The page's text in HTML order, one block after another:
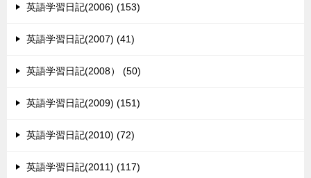
英語学習日記(2006) (153)
英語学習日記(2007) (41)
英語学習日記(2008） (50)
英語学習日記(2009) (151)
英語学習日記(2010) (72)
英語学習日記(2011) (117)